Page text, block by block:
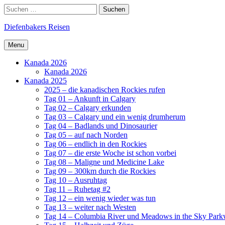
Skip
to
content
Search
Suchen
nach:
Diefenbakers Reisen
Menu
Kanada 2026
Kanada 2026
Kanada 2025
2025 – die kanadischen Rockies rufen
Tag 01 – Ankunft in Calgary
Tag 02 – Calgary erkunden
Tag 03 – Calgary und ein wenig drumherum
Tag 04 – Badlands und Dinosaurier
Tag 05 – auf nach Norden
Tag 06 – endlich in den Rockies
Tag 07 – die erste Woche ist schon vorbei
Tag 08 – Maligne und Medicine Lake
Tag 09 – 300km durch die Rockies
Tag 10 – Ausruhtag
Tag 11 – Ruhetag #2
Tag 12 – ein wenig wieder was tun
Tag 13 – weiter nach Westen
Tag 14 – Columbia River und Meadows in the Sky